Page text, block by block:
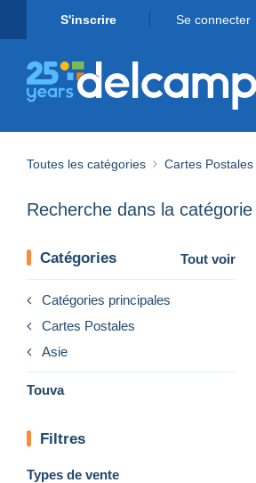
S'inscrire Se connecter
Toutes les catégories Cartes Postales
Recherche dans la catégorie
Catégories Tout voir
Catégories principales
Cartes Postales
Asie
Touva
Filtres
Types de vente